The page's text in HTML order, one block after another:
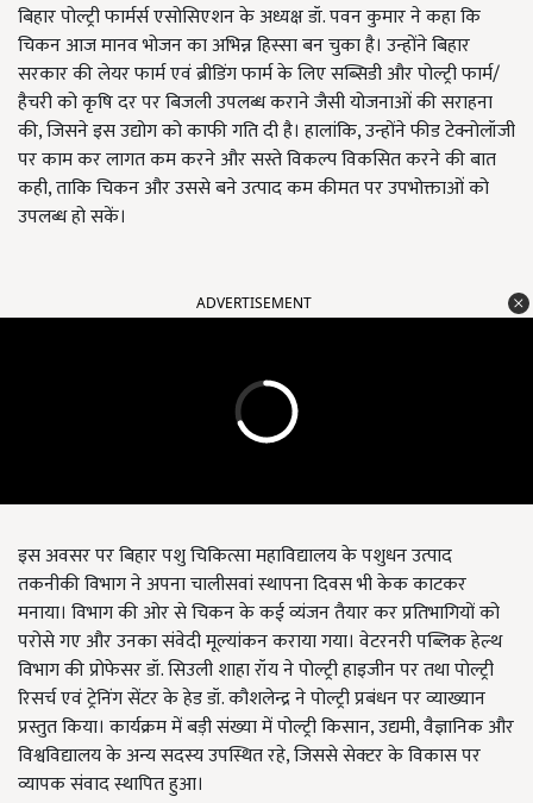
बिहार पोल्ट्री फार्मर्स एसोसिएशन के अध्यक्ष डॉ. पवन कुमार ने कहा कि
चिकन आज मानव भोजन का अभिन्न हिस्सा बन चुका है। उन्होंने बिहार
सरकार की लेयर फार्म एवं ब्रीडिंग फार्म के लिए सब्सिडी और पोल्ट्री फार्म/
हैचरी को कृषि दर पर बिजली उपलब्ध कराने जैसी योजनाओं की सराहना
की, जिसने इस उद्योग को काफी गति दी है। हालांकि, उन्होंने फीड टेक्नोलॉजी
पर काम कर लागत कम करने और सस्ते विकल्प विकसित करने की बात
कही, ताकि चिकन और उससे बने उत्पाद कम कीमत पर उपभोक्ताओं को
उपलब्ध हो सकें।
ADVERTISEMENT
इस अवसर पर बिहार पशु चिकित्सा महाविद्यालय के पशुधन उत्पाद
तकनीकी विभाग ने अपना चालीसवां स्थापना दिवस भी केक काटकर
मनाया। विभाग की ओर से चिकन के कई व्यंजन तैयार कर प्रतिभागियों को
परोसे गए और उनका संवेदी मूल्यांकन कराया गया। वेटरनरी पब्लिक हेल्थ
विभाग की प्रोफेसर डॉ. सिउली शाहा रॉय ने पोल्ट्री हाइजीन पर तथा पोल्ट्री
रिसर्च एवं ट्रेनिंग सेंटर के हेड डॉ. कौशलेन्द्र ने पोल्ट्री प्रबंधन पर व्याख्यान
प्रस्तुत किया। कार्यक्रम में बड़ी संख्या में पोल्ट्री किसान, उद्यमी, वैज्ञानिक और
विश्वविद्यालय के अन्य सदस्य उपस्थित रहे, जिससे सेक्टर के विकास पर
व्यापक संवाद स्थापित हुआ।